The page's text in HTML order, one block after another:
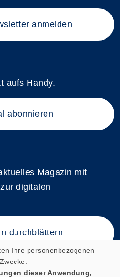
anmelden
aufs Handy.
abonnieren
Magazin mit
digitalen
durchblättern
Ihre personenbezogenen
dieser Anwendung,